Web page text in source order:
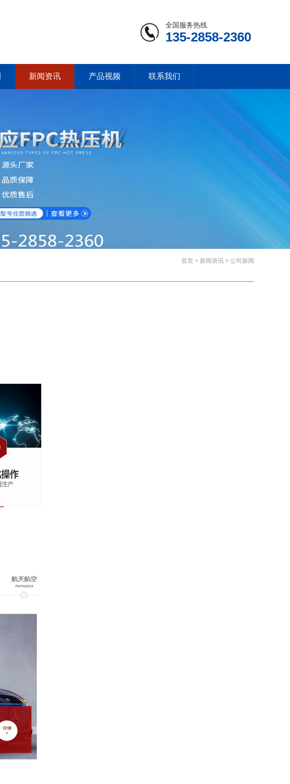
全国服务热线
135-2858-2360
新闻资讯 产品视频 联系我们
首页 > 新闻资讯 > 公司新闻